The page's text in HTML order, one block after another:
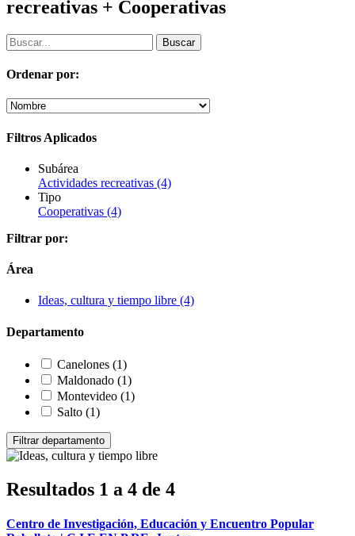
recreativas + Cooperativas
Ordenar por:
Filtros Aplicados
Subárea
Actividades recreativas (4)
Tipo
Cooperativas (4)
Filtrar por:
Área
Ideas, cultura y tiempo libre (4)
Departamento
Canelones (1)
Maldonado (1)
Montevideo (1)
Salto (1)
Resultados 1 a 4 de 4
Centro de Investigación, Educación y Encuentro Popular